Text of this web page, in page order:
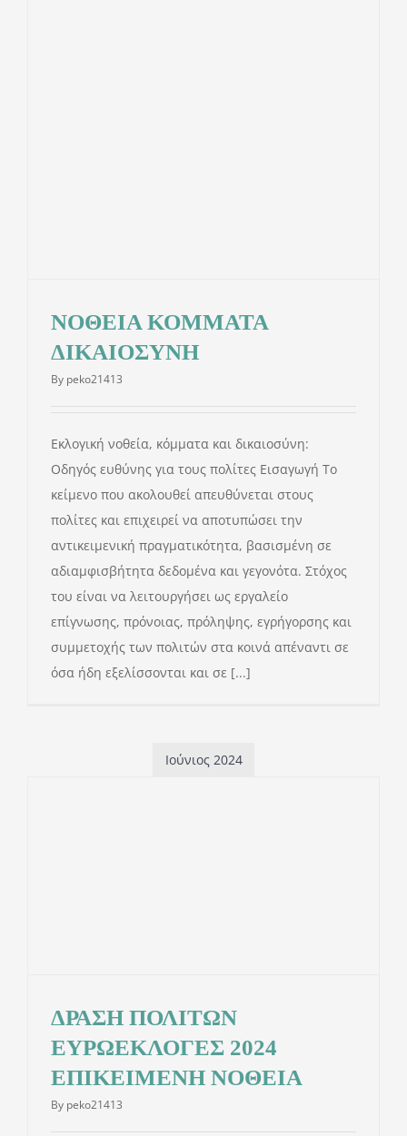
για:ΝΟΘΕΙΑ ΚΟΜΜΑΤΑ
ΔΙΚΑΙΟΣΥΝΗ
By peko21413
Εκλογική νοθεία, κόμματα και δικαιοσύνη:
Οδηγός ευθύνης για τους πολίτες Εισαγωγή Το
κείμενο που ακολουθεί απευθύνεται στους
πολίτες και επιχειρεί να αποτυπώσει την
αντικειμενική πραγματικότητα, βασισμένη σε
αδιαμφισβήτητα δεδομένα και γεγονότα. Στόχος
του είναι να λειτουργήσει ως εργαλείο
επίγνωσης, πρόνοιας, πρόληψης, εγρήγορσης και
συμμετοχής των πολιτών στα κοινά απέναντι σε
όσα ήδη εξελίσσονται και σε [...]
Ιούνιος 2024
ΔΡΑΣΗ ΠΟΛΙΤΩΝ
ΕΥΡΩΕΚΛΟΓΕΣ 2024
ΕΠΙΚΕΙΜΕΝΗ ΝΟΘΕΙΑ
By peko21413